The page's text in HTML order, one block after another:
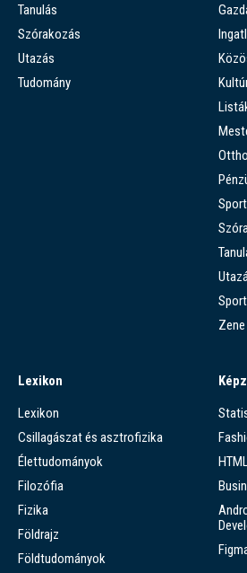
Tanulás
Szórakozás
Utazás
Tudomány
Sport
Zene
Lexikon
Lexikon
Csillagászat és asztrofizika
Élettudományok
Filozófia
Fizika
Földrajz
Földtudományok